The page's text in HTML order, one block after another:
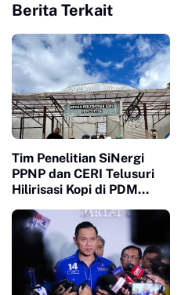
Berita Terkait
Tim Penelitian SiNergi
PPNP dan CERI Telusuri
Hilirisasi Kopi di PDM